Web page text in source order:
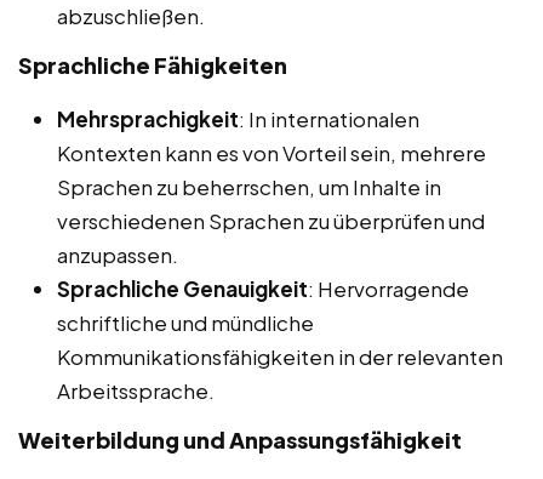
abzuschließen.
Sprachliche Fähigkeiten
Mehrsprachigkeit: In internationalen
Kontexten kann es von Vorteil sein, mehrere
Sprachen zu beherrschen, um Inhalte in
verschiedenen Sprachen zu überprüfen und
anzupassen.
Sprachliche Genauigkeit: Hervorragende
schriftliche und mündliche
Kommunikationsfähigkeiten in der relevanten
Arbeitssprache.
Weiterbildung und Anpassungsfähigkeit